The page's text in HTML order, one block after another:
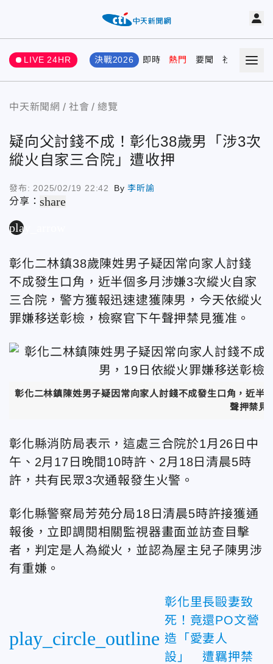
LIVE 24HR 決戰2026 即時 熱門 要聞 社會 娛樂
中天新聞網 社會 總覽
疑向父討錢不成！彰化38歲男「涉3次
縱火自家三合院」遭收押
發布: 2025/02/19 22:42 By李昕諭
分享：share
play_arrow
彰化二林鎮38歲陳姓男子疑因常向家人討錢
不成發生口角，近半個多月涉嫌3次縱火自家
三合院，警方獲報迅速逮獲陳男，今天依縱火
罪嫌移送彰檢，檢察官下午聲押禁見獲准。
彰化二林鎮陳姓男子疑因常向家人討錢不成發生口角，近半
聲押禁見
彰化縣消防局表示，這處三合院於1月26日中
午、2月17日晚間10時許、2月18日清晨5時
許，共有民眾3次通報發生火警。
彰化縣警察局芳苑分局18日清晨5時許接獲通
報後，立即調閱相關監視器畫面並訪查目擊
者，判定是人為縱火，並認為屋主兒子陳男涉
有重嫌。
play_circle_outline
彰化里長毆妻致
死！竟還PO文營
造「愛妻人
設」 遭羈押禁